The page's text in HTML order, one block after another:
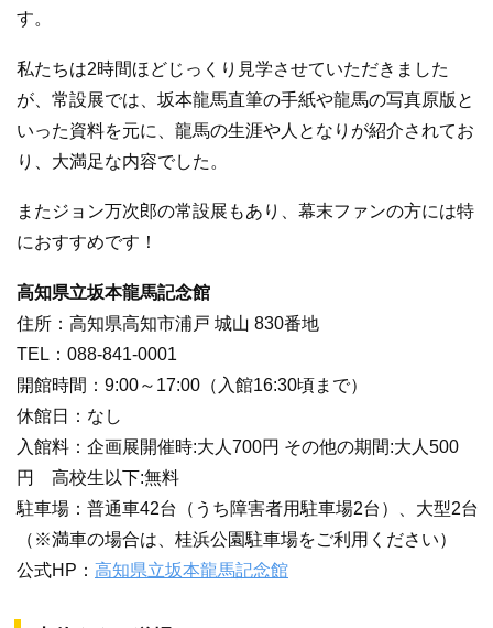
す。
私たちは2時間ほどじっくり見学させていただきました
が、常設展では、坂本龍馬直筆の手紙や龍馬の写真原版と
いった資料を元に、龍馬の生涯や人となりが紹介されてお
り、大満足な内容でした。
またジョン万次郎の常設展もあり、幕末ファンの方には特
におすすめです！
高知県立坂本龍馬記念館
住所：高知県高知市浦戸 城山 830番地
TEL：088-841-0001
開館時間：9:00～17:00（入館16:30頃まで）
休館日：なし
入館料：企画展開催時:大人700円 その他の期間:大人500
円 高校生以下:無料
駐車場：普通車42台（うち障害者用駐車場2台）、大型2台
（※満車の場合は、桂浜公園駐車場をご利用ください）
公式HP： 高知県立坂本龍馬記念館